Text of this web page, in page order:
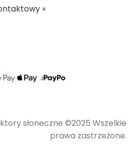
»
słoneczne ©2025 Wszelkie
prawa zastrzeżone.